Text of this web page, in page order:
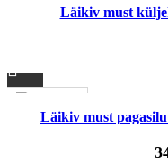
Läikiv must
Läikiv must